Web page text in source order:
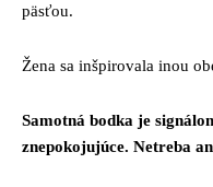
päsťou.
Žena sa inšpirovala inou
Samotná bodka je
znepokojujúce. Netreba